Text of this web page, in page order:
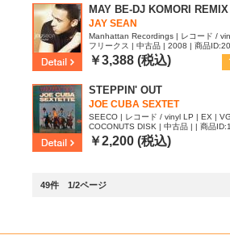
MAY BE-DJ KOMORI REMIX
JAY SEAN
Manhattan Recordings | レコード /
EX
フリークス | 中古品 | 2008 | 商品
￥3,388 (税込)
STEPPIN' OUT
JOE CUBA SEXTET
SEECO | レコード / vinyl LP | EX | VG
COCONUTS DISK | 中古品 | | 商品
￥2,200 (税込)
49件 1/2ページ